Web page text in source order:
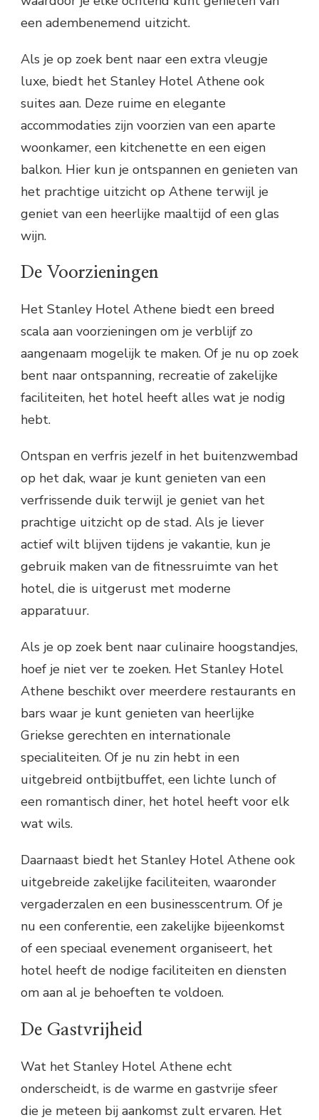
een adembenemend uitzicht.
Als je op zoek bent naar een extra vleugje
luxe, biedt het Stanley Hotel Athene ook
suites aan. Deze ruime en elegante
accommodaties zijn voorzien van een aparte
woonkamer, een kitchenette en een eigen
balkon. Hier kun je ontspannen en genieten van
het prachtige uitzicht op Athene terwijl je
geniet van een heerlijke maaltijd of een glas
wijn.
De Voorzieningen
Het Stanley Hotel Athene biedt een breed
scala aan voorzieningen om je verblijf zo
aangenaam mogelijk te maken. Of je nu op zoek
bent naar ontspanning, recreatie of zakelijke
faciliteiten, het hotel heeft alles wat je nodig
hebt.
Ontspan en verfris jezelf in het buitenzwembad
op het dak, waar je kunt genieten van een
verfrissende duik terwijl je geniet van het
prachtige uitzicht op de stad. Als je liever
actief wilt blijven tijdens je vakantie, kun je
gebruik maken van de fitnessruimte van het
hotel, die is uitgerust met moderne
apparatuur.
Als je op zoek bent naar culinaire hoogstandjes,
hoef je niet ver te zoeken. Het Stanley Hotel
Athene beschikt over meerdere restaurants en
bars waar je kunt genieten van heerlijke
Griekse gerechten en internationale
specialiteiten. Of je nu zin hebt in een
uitgebreid ontbijtbuffet, een lichte lunch of
een romantisch diner, het hotel heeft voor elk
wat wils.
Daarnaast biedt het Stanley Hotel Athene ook
uitgebreide zakelijke faciliteiten, waaronder
vergaderzalen en een businesscentrum. Of je
nu een conferentie, een zakelijke bijeenkomst
of een speciaal evenement organiseert, het
hotel heeft de nodige faciliteiten en diensten
om aan al je behoeften te voldoen.
De Gastvrijheid
Wat het Stanley Hotel Athene echt
onderscheidt, is de warme en gastvrije sfeer
die je meteen bij aankomst zult ervaren. Het